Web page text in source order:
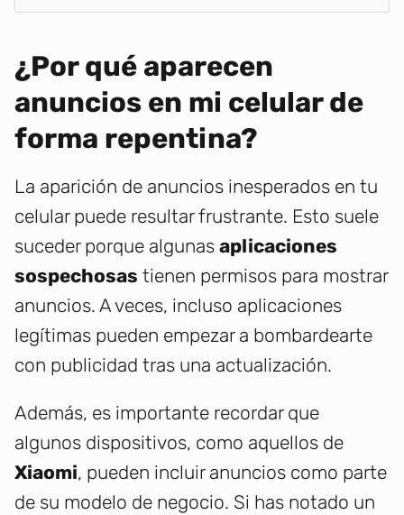
¿Por qué aparecen
anuncios en mi celular de
forma repentina?
La aparición de anuncios inesperados en tu
celular puede resultar frustrante. Esto suele
suceder porque algunas aplicaciones
sospechosas tienen permisos para mostrar
anuncios. A veces, incluso aplicaciones
legítimas pueden empezar a bombardearte
con publicidad tras una actualización.
Además, es importante recordar que
algunos dispositivos, como aquellos de
Xiaomi, pueden incluir anuncios como parte
de su modelo de negocio. Si has notado un